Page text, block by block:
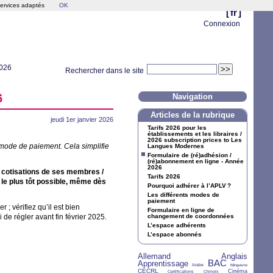
[ fr ]
Connexion
Rechercher dans le site
jeudi 1er janvier 2026
de paiement. Cela simplifie
de ses membres /
plus tôt possible, même dès
; vérifiez qu’il est bien
régler avant fin février 2025.
Navigation
Articles de la rubrique
Tarifs 2026 pour les
établissements et les libraires /
2026 subscription prices to Les
Langues Modernes
Formulaire de (ré)adhésion /
(ré)abonnement en ligne - Année
2026
Tarifs 2026
Pourquoi adhérer à l’APLV?
Les différents modes de
paiement
Formulaire en ligne de
changement de coordonnées
L’espace adhérents
L’espace abonnés
Allemand
26/36 Anglais
28/36
Apprentissage
27/36 Arabe
4/36 BAC
33/36 Bilinguisme
2/36
CECRL
15/36 Certifications
7/36 Chinois
6/36 Cinéma
12/36
adaptés OK